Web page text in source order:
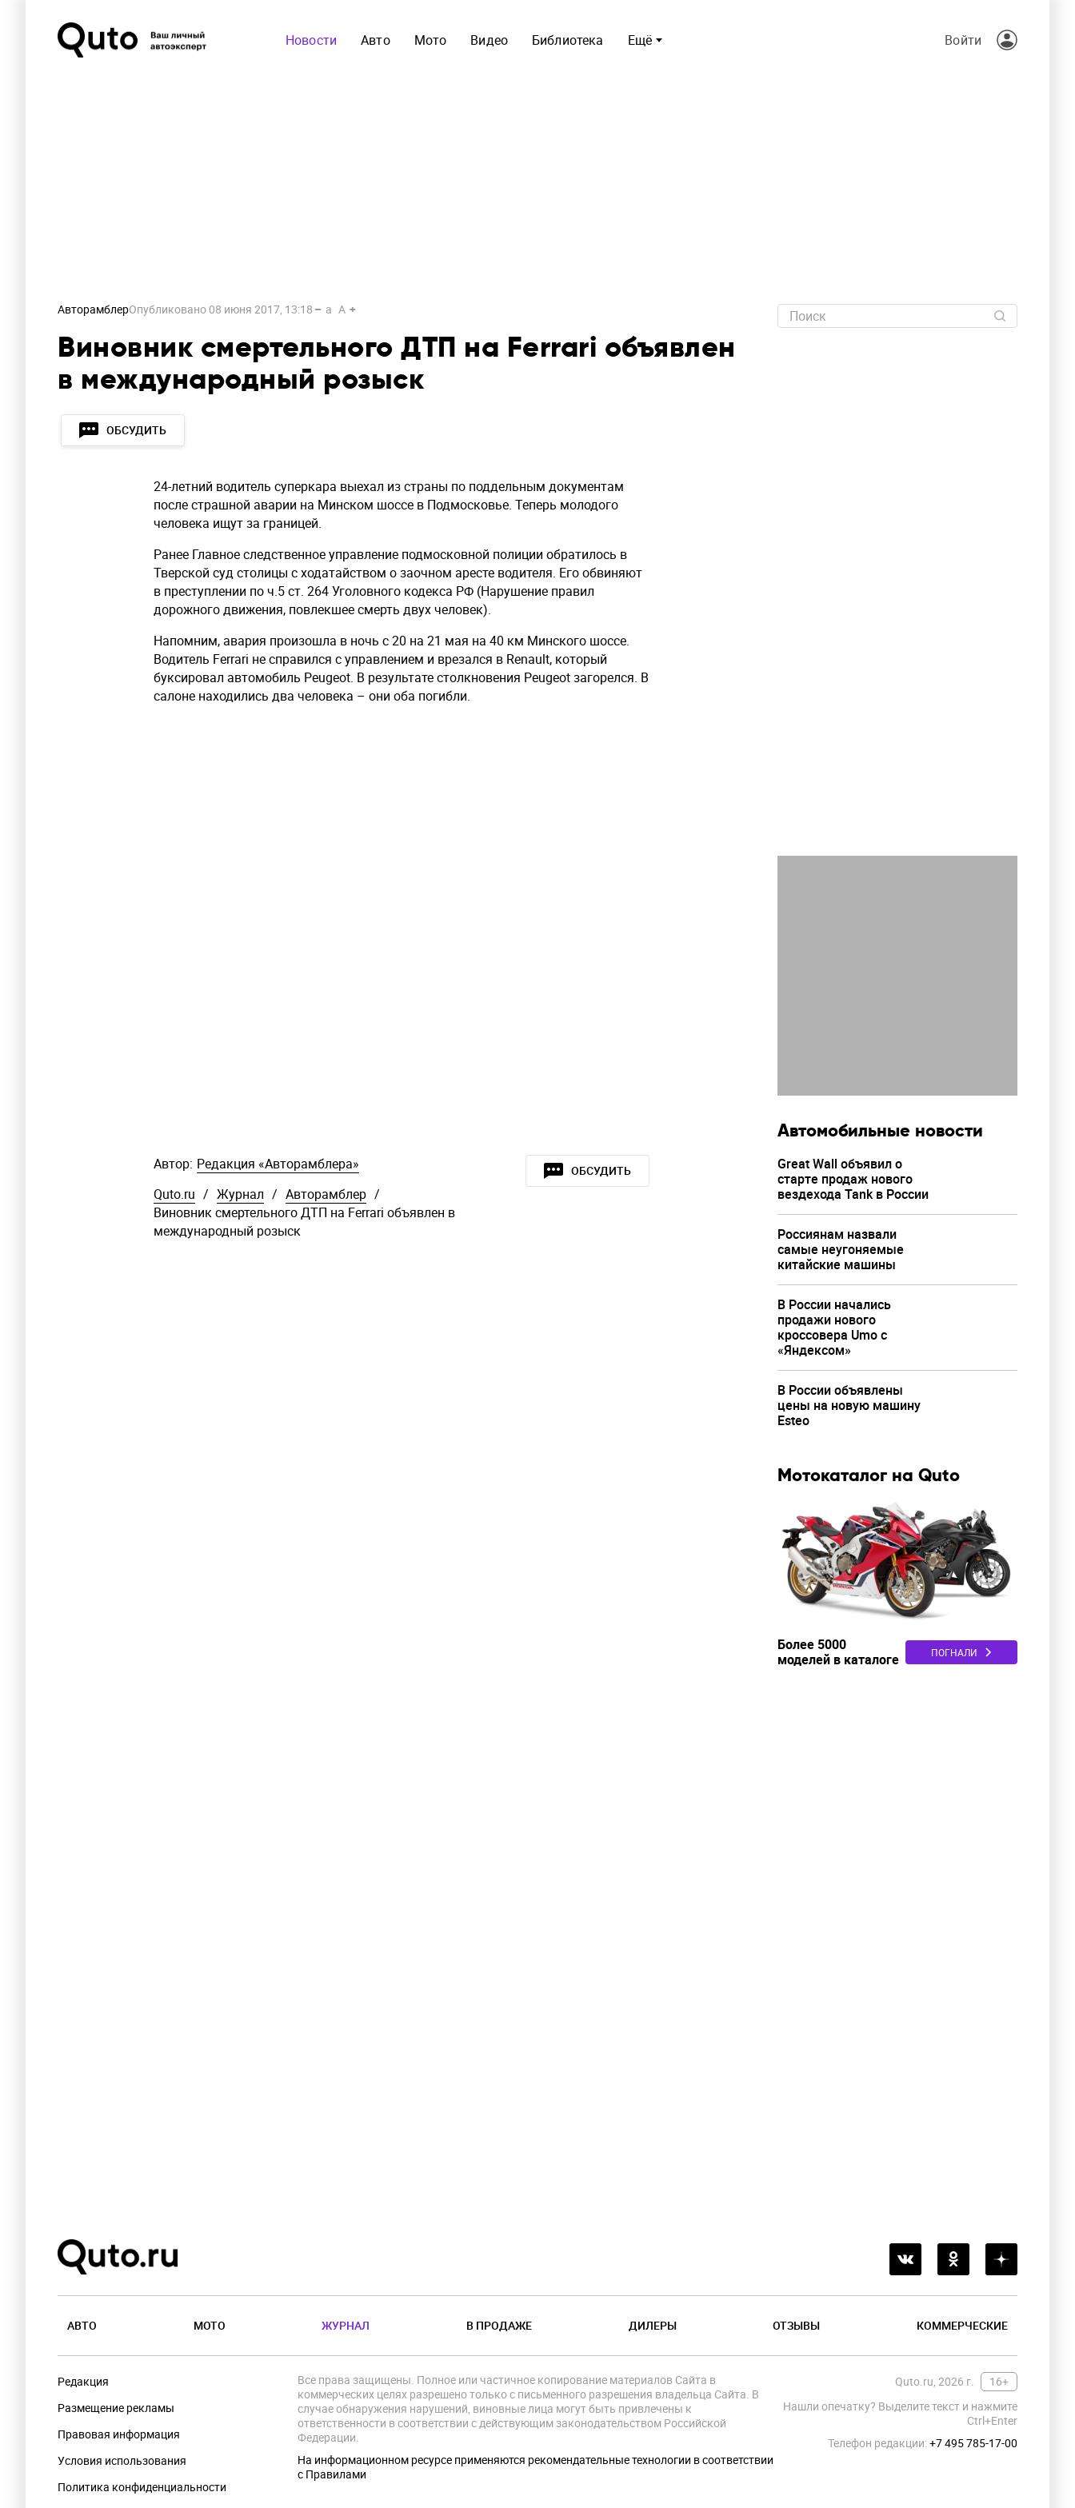
Ещё
Новости Авто Мото Видео Библиотека Войти
АвторамблерОпубликовано 08 июня 2017, 13:18 a A
Виновник смертельного ДТП на Ferrari объявлен
в международный розыск
ОБСУДИТЬ
24-летний водитель суперкара выехал из страны по поддельным документам
после страшной аварии на Минском шоссе в Подмосковье. Теперь молодого
человека ищут за границей.
Ранее Главное следственное управление подмосковной полиции обратилось в
Тверской суд столицы с ходатайством о заочном аресте водителя. Его обвиняют
в преступлении по ч.5 ст. 264 Уголовного кодекса РФ (Нарушение правил
дорожного движения, повлекшее смерть двух человек).
Напомним, авария произошла в ночь с 20 на 21 мая на 40 км Минского шоссе.
Водитель Ferrari не справился с управлением и врезался в Renault, который
буксировал автомобиль Peugeot. В результате столкновения Peugeot загорелся. В
салоне находились два человека – они оба погибли.
ОБСУДИТЬ
Автор: Редакция «Авторамблера»
Quto.ru / Журнал / Авторамблер /
Виновник смертельного ДТП на Ferrari объявлен в
международный розыск
Автомобильные новости
Great Wall объявил о
старте продаж нового
вездехода Tank в России
Россиянам назвали
самые неугоняемые
китайские машины
В России начались
продажи нового
кроссовера Umo с
«Яндексом»
В России объявлены
цены на новую машину
Esteo
Мотокаталог на Quto
Более 5000
моделей в каталоге
ПОГНАЛИ
АВТО МОТО ЖУРНАЛ В ПРОДАЖЕ ДИЛЕРЫ ОТЗЫВЫ КОММЕРЧЕСКИЕ
Редакция
Размещение рекламы
Правовая информация
Условия использования
Политика конфиденциальности
Quto.ru, 2026 г.
16+
Нашли опечатку? Выделите текст и нажмите
Ctrl+Enter
Телефон редакции:+7 495 785-17-00
Все права защищены. Полное или частичное копирование материалов Сайта в
коммерческих целях разрешено только с письменного разрешения владельца Сайта. В
случае обнаружения нарушений, виновные лица могут быть привлечены к
ответственности в соответствии с действующим законодательством Российской
Федерации.
На информационном ресурсе применяются рекомендательные технологии в соответствии
с Правилами